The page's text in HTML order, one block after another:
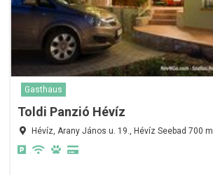
Gasthaus
Toldi Panzió Hévíz
Hévíz, Arany János u. 19., Hévíz Seebad 700 m